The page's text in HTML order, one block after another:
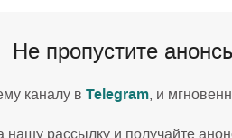
Не пропустите
каналу в Telegram, и
нашу рассылку и получайте